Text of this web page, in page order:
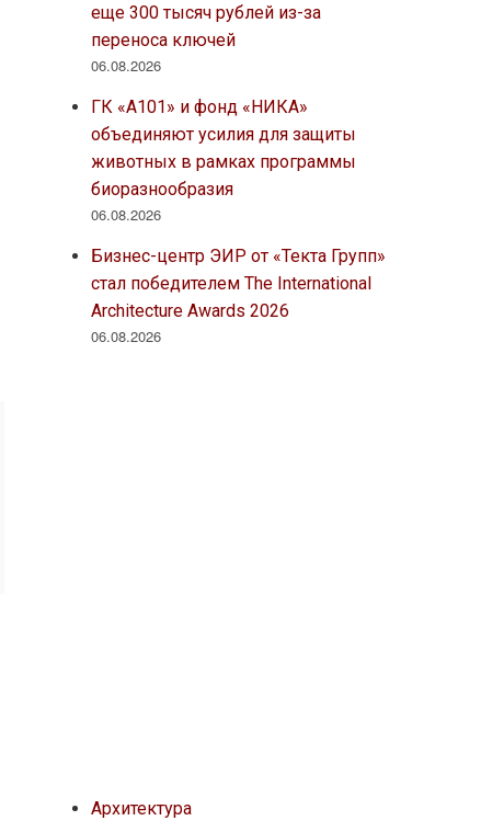
еще 300 тысяч рублей из-за
переноса ключей
06.08.2026
ГК «А101» и фонд «НИКА»
объединяют усилия для защиты
животных в рамках программы
биоразнообразия
06.08.2026
Бизнес-центр ЭИР от «Текта Групп»
стал победителем The International
Architecture Awards 2026
06.08.2026
Архитектура